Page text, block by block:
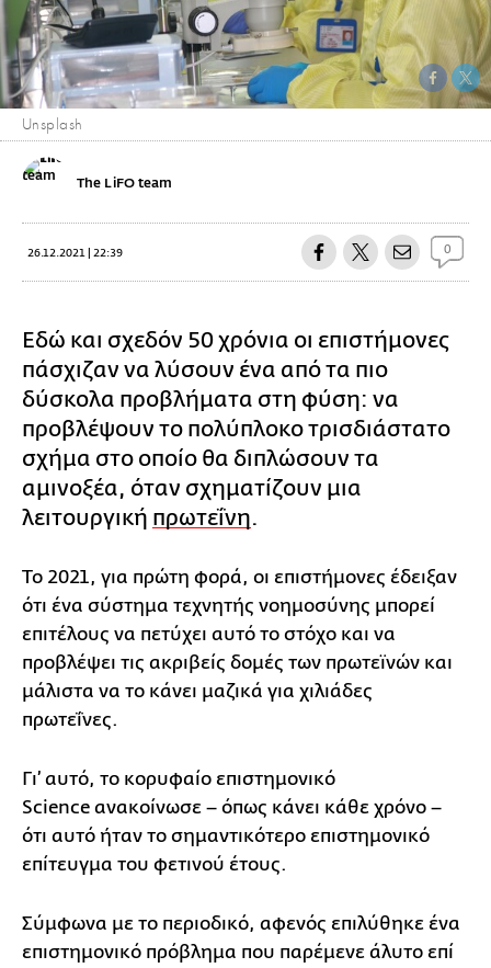
Unsplash
The LiFO team
26.12.2021 | 22:39 0
Εδώ και σχεδόν 50 χρόνια οι επιστήμονες
πάσχιζαν να λύσουν ένα από τα πιο
δύσκολα προβλήματα στη φύση: να
προβλέψουν το πολύπλοκο τρισδιάστατο
σχήμα στο οποίο θα διπλώσουν τα
αμινοξέα, όταν σχηματίζουν μια
λειτουργική πρωτεΐνη.
Το 2021, για πρώτη φορά, οι επιστήμονες έδειξαν
ότι ένα σύστημα τεχνητής νοημοσύνης μπορεί
επιτέλους να πετύχει αυτό το στόχο και να
προβλέψει τις ακριβείς δομές των πρωτεϊνών και
μάλιστα να το κάνει μαζικά για χιλιάδες
πρωτεΐνες.
Γι’ αυτό, το κορυφαίο επιστημονικό
Science ανακοίνωσε – όπως κάνει κάθε χρόνο –
ότι αυτό ήταν το σημαντικότερο επιστημονικό
επίτευγμα του φετινού έτους.
Σύμφωνα με το περιοδικό, αφενός επιλύθηκε ένα
επιστημονικό πρόβλημα που παρέμενε άλυτο επί